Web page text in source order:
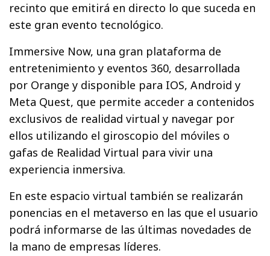
recinto que emitirá en directo lo que suceda en
este gran evento tecnológico.
Immersive Now, una gran plataforma de
entretenimiento y eventos 360, desarrollada
por Orange y disponible para IOS, Android y
Meta Quest, que permite acceder a contenidos
exclusivos de realidad virtual y navegar por
ellos utilizando el giroscopio del móviles o
gafas de Realidad Virtual para vivir una
experiencia inmersiva.
En este espacio virtual también se realizarán
ponencias en el metaverso en las que el usuario
podrá informarse de las últimas novedades de
la mano de empresas líderes.